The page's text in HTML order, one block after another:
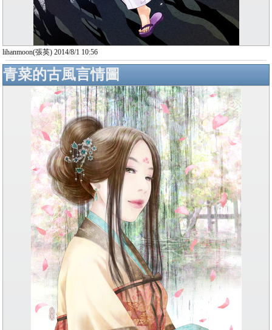
lihanmoon(張英) 2014/8/1 10:56
青菜的古風言情圖